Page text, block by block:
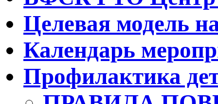
Целевая модель
Календарь
Профилактика